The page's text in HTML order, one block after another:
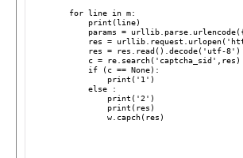
        for line in m:
            print(line)
params =
res =
            res = res.read().decode('utf-8')
            c = re.search('captcha_sid',res)
            if (c == None):
                print('1')
            else :
                print('2')
                print(res)
                w.capch(res)